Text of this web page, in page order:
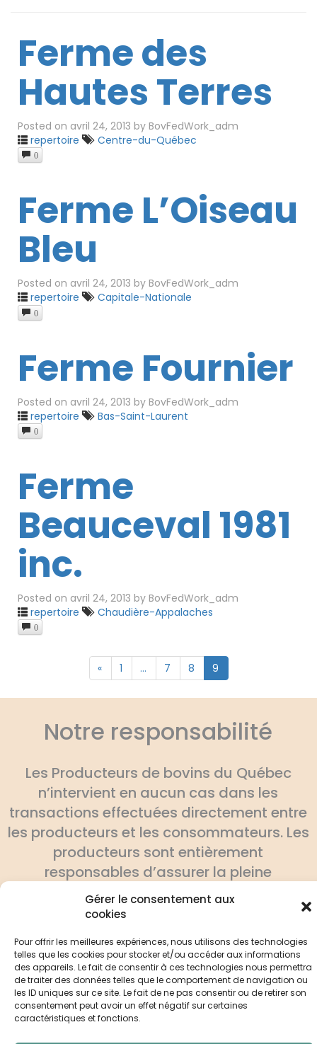
Gérer le consentement aux
cookies
Pour offrir les meilleures expériences, nous utilisons des technologies
telles que les cookies pour stocker et/ou accéder aux informations
des appareils. Le fait de consentir à ces technologies nous permettra
de traiter des données telles que le comportement de navigation ou
les ID uniques sur ce site. Le fait de ne pas consentir ou de retirer son
consentement peut avoir un effet négatif sur certaines
caractéristiques et fonctions.
Ferme des
Hautes Terres
Posted on avril 24, 2013 by BovFedWork_adm
repertoire
Centre-du-Québec
0
Ferme L’Oiseau
Bleu
Posted on avril 24, 2013 by BovFedWork_adm
repertoire
Capitale-Nationale
0
Ferme Fournier
Posted on avril 24, 2013 by BovFedWork_adm
repertoire
Bas-Saint-Laurent
0
Ferme
Beauceval 1981
inc.
Posted on avril 24, 2013 by BovFedWork_adm
repertoire
Chaudière-Appalaches
0
« 1 … 7 8 9
Notre responsabilité
Les Producteurs de bovins du Québec
n’intervient en aucun cas dans les
transactions effectuées directement entre
les producteurs et les consommateurs. Les
producteurs sont entièrement
responsables d’assurer la pleine
conformité de leurs produits aux normes
gouvernementales.